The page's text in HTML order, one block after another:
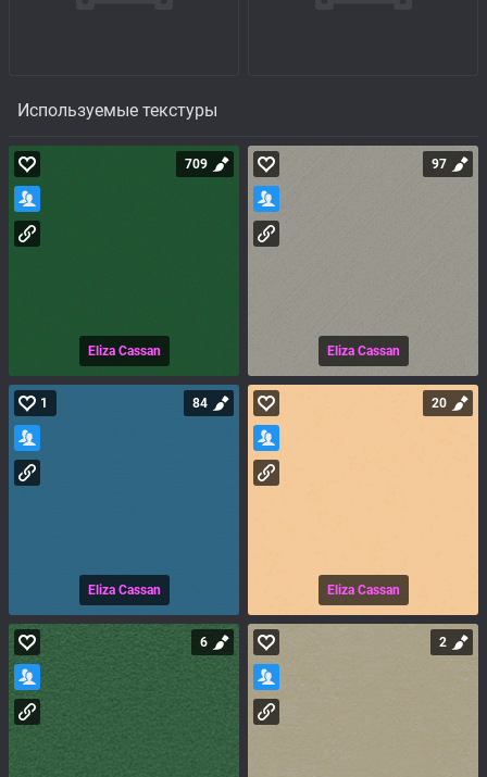
Используемые текстуры
Eliza Cassan
709
Eliza Cassan
97
Eliza Cassan
1 84
Eliza Cassan
20
6 2